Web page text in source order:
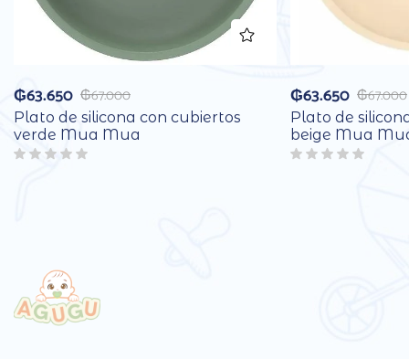
₲67.000
₲63.650
Plato de silicona con cubiertos
verde Mua Mua
₲67.000
₲63.650
Plato de
beige Mua